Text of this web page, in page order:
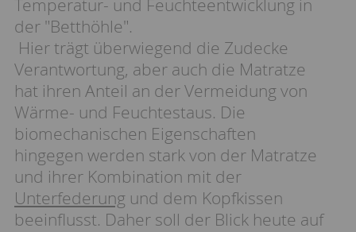
Temperatur- und Feuchteentwicklung in
der "Betthöhle".
Hier trägt überwiegend die Zudecke
Verantwortung, aber auch die Matratze
hat ihren Anteil an der Vermeidung von
Wärme- und Feuchtestaus. Die
biomechanischen Eigenschaften
hingegen werden stark von der Matratze
und ihrer Kombination mit der
Unterfederung und dem Kopfkissen
beeinflusst. Daher soll der Blick heute auf